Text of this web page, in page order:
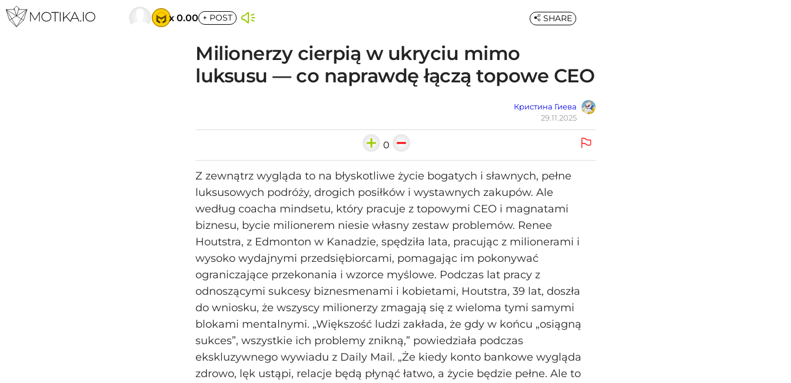
x 0.00 + POST
Milionerzy cierpią w ukryciu mimo
luksusu — co naprawdę łączą topowe CEO
Кристина Гиева
29.11.2025
SHARE
0
Z zewnątrz wygląda to na błyskotliwe życie bogatych i sławnych, pełne
luksusowych podróży, drogich posiłków i wystawnych zakupów. Ale
według coacha mindsetu, który pracuje z topowymi CEO i magnatami
biznesu, bycie milionerem niesie własny zestaw problemów. Renee
Houtstra, z Edmonton w Kanadzie, spędziła lata, pracując z milionerami i
wysoko wydajnymi przedsiębiorcami, pomagając im pokonywać
ograniczające przekonania i wzorce myślowe. Podczas lat pracy z
odnoszącymi sukcesy biznesmenami i kobietami, Houtstra, 39 lat, doszła
do wniosku, że wszyscy milionerzy zmagają się z wieloma tymi samymi
blokami mentalnymi. „Większość ludzi zakłada, że gdy w końcu „osiągną
sukces”, wszystkie ich problemy znikną,” powiedziała podczas
ekskluzywnego wywiadu z Daily Mail. „Że kiedy konto bankowe wygląda
zdrowo, lęk ustąpi, relacje będą płynąć łatwo, a życie będzie pełne. Ale to